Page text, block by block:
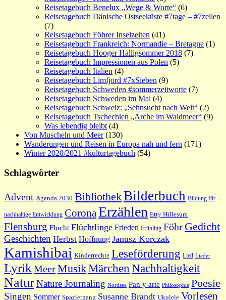
Reisetagebuch Benelux „Wege & Worte“ (6)
Reisetagebuch Dänische Ostseeküste #7tage – #7zeilen
(7)
Reisetagebuch Föhrer Inselzeiten (41)
Reisetagebuch Frankreich: Normandie – Bretagne (1)
Reisetagebuch Hooger Halligsommer 2018 (7)
Reisetagebuch Impressionen aus Polen (5)
Reisetagebuch Italien (4)
Reisetagebuch Limfjord #7xSieben (9)
Reisetagebuch Schweden #sommerzeitworte (7)
Reisetagebuch Schweden im Mai (4)
Reisetagebuch Schweiz: „Sehnsucht nach Welt“ (2)
Reisetagebuch Tschechien „Arche im Waldmeer“ (9)
Was lebendig bleibt (4)
Von Muscheln und Meer(130)
Wanderungen und Reisen in Europa nah und fern (171)
Winter 2020/2021 #kulturtagebuch (54)
Schlagwörter
Advent Agenda 2030 BibliothekBilderbuch Bildung für
nachhaltige Entwicklung Corona Erzählen Etty Hillesum
Flensburg Flucht Flüchtlinge Frieden Frühling Föhr Gedicht
Geschichten Herbst Hoffnung Janusz Korczak
Kamishibai Kinderrechte Leseförderung Lied Lieder
Lyrik MeerMusikMärchen Nachhaltigkeit
NaturNature Journaling Nordsee Pan y arte Philosophie Poesie
Singen Sommer Spaziergang Susanne Brandt Ukulele Vorlesen